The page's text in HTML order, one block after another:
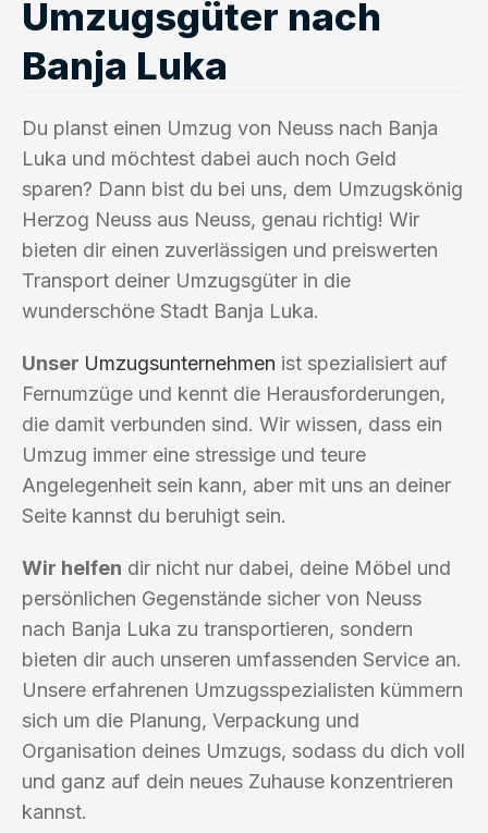
Umzugsgüter nach
Banja Luka
Du planst einen Umzug von Neuss nach Banja
Luka und möchtest dabei auch noch Geld
sparen? Dann bist du bei uns, dem Umzugskönig
Herzog Neuss aus Neuss, genau richtig! Wir
bieten dir einen zuverlässigen und preiswerten
Transport deiner Umzugsgüter in die
wunderschöne Stadt Banja Luka.
Unser Umzugsunternehmen ist spezialisiert auf
Fernumzüge und kennt die Herausforderungen,
die damit verbunden sind. Wir wissen, dass ein
Umzug immer eine stressige und teure
Angelegenheit sein kann, aber mit uns an deiner
Seite kannst du beruhigt sein.
Wir helfen dir nicht nur dabei, deine Möbel und
persönlichen Gegenstände sicher von Neuss
nach Banja Luka zu transportieren, sondern
bieten dir auch unseren umfassenden Service an.
Unsere erfahrenen Umzugsspezialisten kümmern
sich um die Planung, Verpackung und
Organisation deines Umzugs, sodass du dich voll
und ganz auf dein neues Zuhause konzentrieren
kannst.